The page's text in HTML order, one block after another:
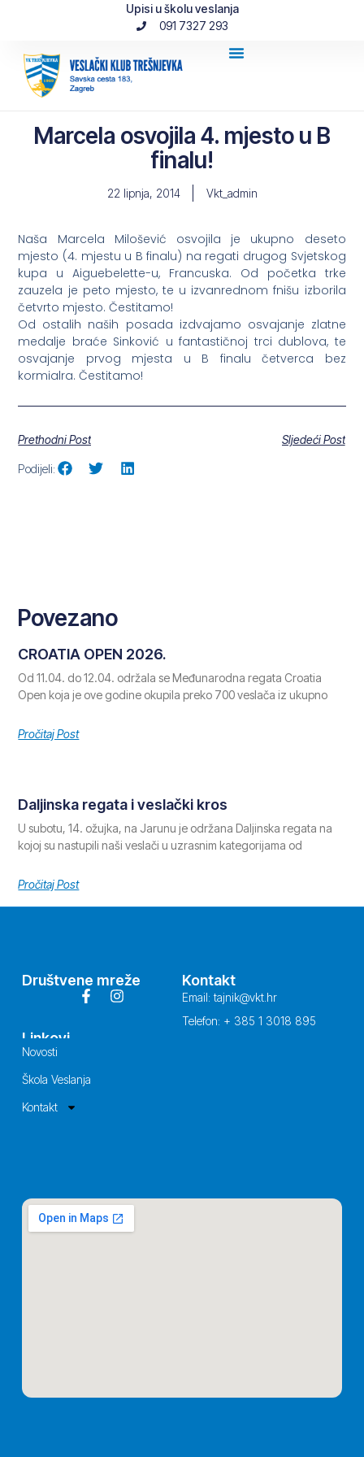
Upisi u školu veslanja
091 7327 293
Marcela osvojila 4. mjesto u B
finalu!
22 lipnja, 2014 Vkt_admin
Naša Marcela Milošević osvojila je ukupno deseto
mjesto (4. mjestu u B finalu) na regati drugog Svjetskog
kupa u Aiguebelette-u, Francuska. Od početka trke
zauzela je peto mjesto, te u izvanrednom fnišu izborila
četvrto mjesto. Čestitamo!
Od ostalih naših posada izdvajamo osvajanje zlatne
medalje braće Sinković u fantastičnoj trci dublova, te
osvajanje prvog mjesta u B finalu četverca bez
kormialra. Čestitamo!
Prethodni Post Sljedeći Post
Podijeli:
Povezano
CROATIA OPEN 2026.
Od 11.04. do 12.04. održala se Međunarodna regata Croatia
Open koja je ove godine okupila preko 700 veslača iz ukupno
Pročitaj Post
Daljinska regata i veslački kros
U subotu, 14. ožujka, na Jarunu je održana Daljinska regata na
kojoj su nastupili naši veslači u uzrasnim kategorijama od
Pročitaj Post
Društvene mreže Kontakt
Email: tajnik@vkt.hr
Telefon: + 385 1 3018 895
Linkovi
Novosti
Škola Veslanja
Kontakt